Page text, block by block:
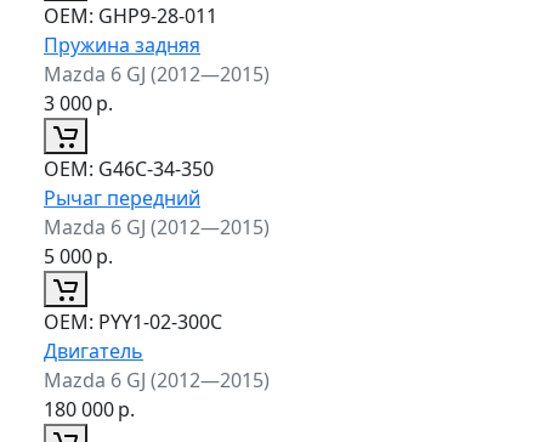
ОЕМ: GHP9-28-011
Пружина задняя
Mazda 6 GJ (2012—2015)
3 000р.
ОЕМ: G46C-34-350
Рычаг передний
Mazda 6 GJ (2012—2015)
5 000р.
ОЕМ: PYY1-02-300C
Двигатель
Mazda 6 GJ (2012—2015)
180 000р.